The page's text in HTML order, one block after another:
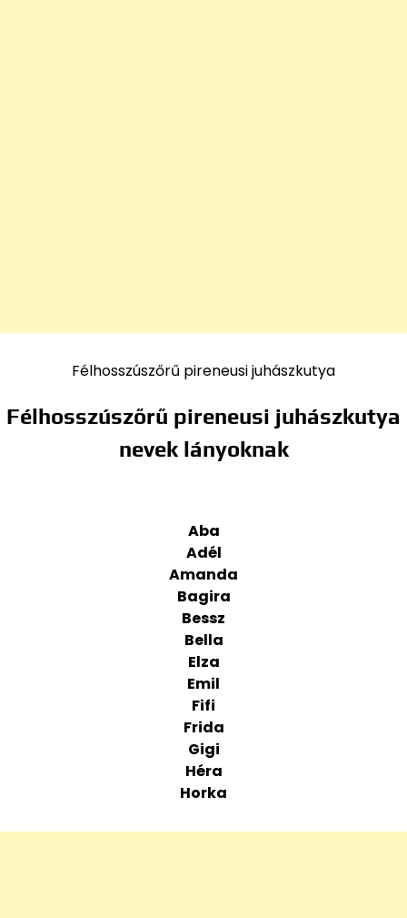
Félhosszúszőrű pireneusi juhászkutya
Félhosszúszőrű pireneusi juhászkutya
nevek lányoknak
Aba
Adél
Amanda
Bagira
Bessz
Bella
Elza
Emil
Fifi
Frida
Gigi
Héra
Horka